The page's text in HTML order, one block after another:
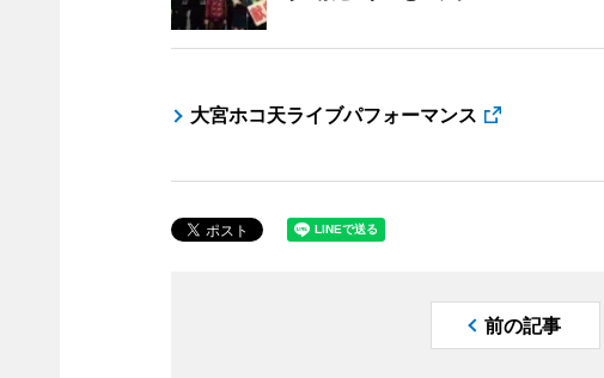
大宮ホコ天ライブパフォーマンス
前の記事